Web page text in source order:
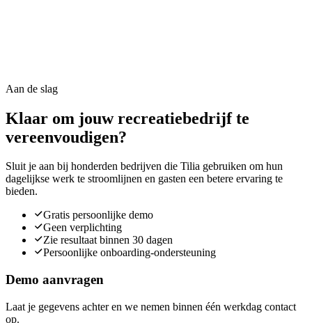
Aan de slag
Klaar om jouw recreatiebedrijf te
vereenvoudigen?
Sluit je aan bij honderden bedrijven die Tilia gebruiken om hun
dagelijkse werk te stroomlijnen en gasten een betere ervaring te
bieden.
Gratis persoonlijke demo
Geen verplichting
Zie resultaat binnen 30 dagen
Persoonlijke onboarding-ondersteuning
Demo aanvragen
Laat je gegevens achter en we nemen binnen één werkdag contact
op.